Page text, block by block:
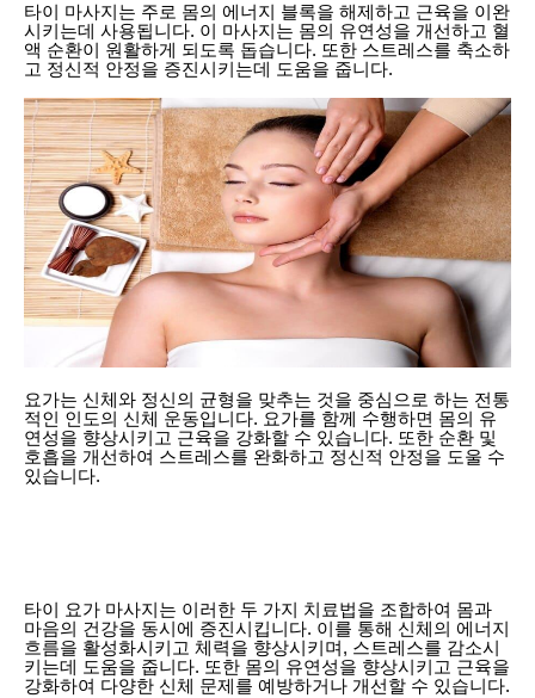
타이 마사지는 주로 몸의 에너지 블록을 해제하고 근육을 이완
시키는데 사용됩니다. 이 마사지는 몸의 유연성을 개선하고 혈
액 순환이 원활하게 되도록 돕습니다. 또한 스트레스를 축소하
고 정신적 안정을 증진시키는데 도움을 줍니다.
요가는 신체와 정신의 균형을 맞추는 것을 중심으로 하는 전통
적인 인도의 신체 운동입니다. 요가를 함께 수행하면 몸의 유
연성을 향상시키고 근육을 강화할 수 있습니다. 또한 순환 및
호흡을 개선하여 스트레스를 완화하고 정신적 안정을 도울 수
있습니다.
타이 요가 마사지는 이러한 두 가지 치료법을 조합하여 몸과
마음의 건강을 동시에 증진시킵니다. 이를 통해 신체의 에너지
흐름을 활성화시키고 체력을 향상시키며, 스트레스를 감소시
키는데 도움을 줍니다. 또한 몸의 유연성을 향상시키고 근육을
강화하여 다양한 신체 문제를 예방하거나 개선할 수 있습니다.